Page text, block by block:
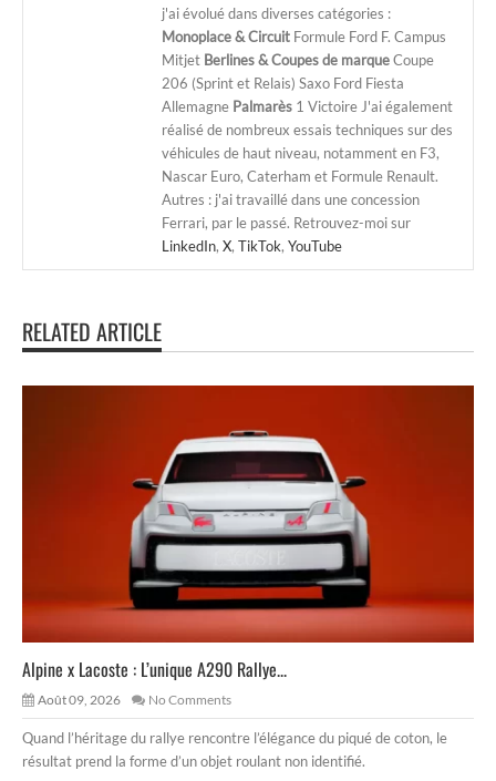
j'ai évolué dans diverses catégories :
Monoplace & Circuit Formule Ford F. Campus
Mitjet Berlines & Coupes de marqueCoupe
206 (Sprint et Relais) Saxo Ford Fiesta
Allemagne Palmarès 1 Victoire J'ai également
réalisé de nombreux essais techniques sur des
véhicules de haut niveau, notamment en F3,
Nascar Euro, Caterham et Formule Renault.
Autres : j'ai travaillé dans une concession
Ferrari, par le passé. Retrouvez-moi sur
LinkedIn, X, TikTok, YouTube
RELATED ARTICLE
Alpine x Lacoste : L’unique A290 Rallye...
Août 09, 2026 No Comments
Quand l’héritage du rallye rencontre l’élégance du piqué de coton, le
résultat prend la forme d’un objet roulant non identifié.